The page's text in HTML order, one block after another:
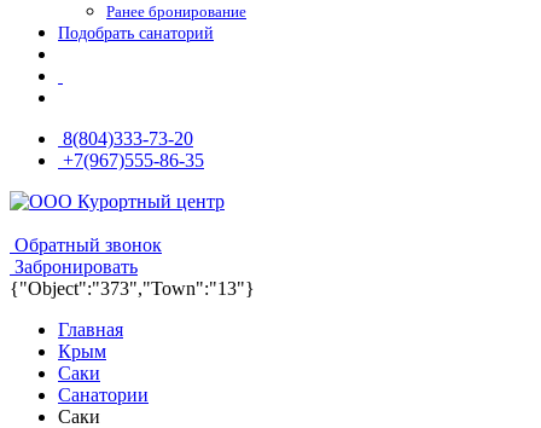
Ранее бронирование
Подобрать санаторий
8(804)333-73-20
+7(967)555-86-35
Обратный звонок
Забронировать
{"Object":"373","Town":"13"}
Главная
Крым
Саки
Санатории
Саки